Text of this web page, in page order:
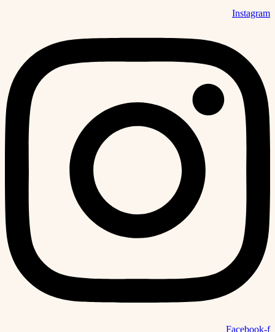
Instagram
Facebook-f